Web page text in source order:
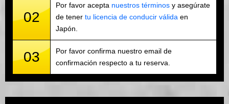
02
Por favor acepta nuestros términos y asegúrate
de tener tu licencia de conducir válida en
Japón.
03
Por favor confirma nuestro email de
confirmación respecto a tu reserva.